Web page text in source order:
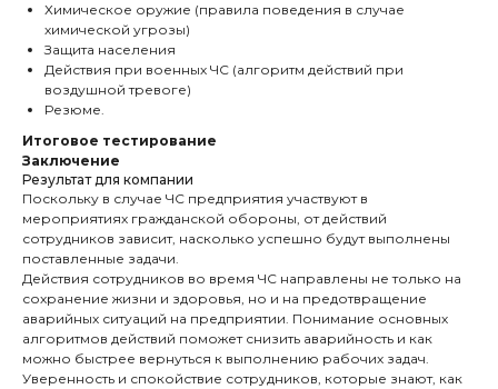
Химическое оружие (правила поведения в случае
химической угрозы)
Защита населения
Действия при военных ЧС (алгоритм действий при
воздушной тревоге)
Резюме.
Итоговое тестирование
Заключение
Результат для компании
Поскольку в случае ЧС предприятия участвуют в
мероприятиях гражданской обороны, от действий
сотрудников зависит, насколько успешно будут выполнены
поставленные задачи.
Действия сотрудников во время ЧС направлены не только на
сохранение жизни и здоровья, но и на предотвращение
аварийных ситуаций на предприятии. Понимание основных
алгоритмов действий поможет снизить аварийность и как
можно быстрее вернуться к выполнению рабочих задач.
Уверенность и спокойствие сотрудников, которые знают, как